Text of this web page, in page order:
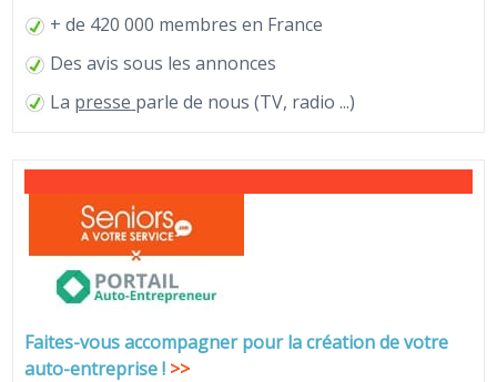
+ de 420 000 membres en France
Des avis sous les annonces
La presse parle de nous (TV, radio ...)
Faites-vous accompagner pour la création de votre
auto-entreprise! >>